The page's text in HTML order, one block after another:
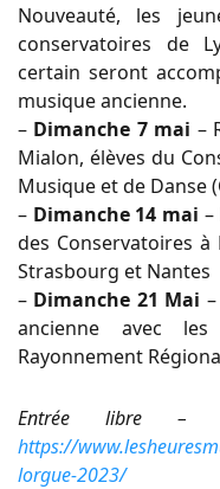
Nouveauté, les
conservatoires de
certain seront
musique ancienne.
– Dimanche 7 mai –
Mialon, élèves du
Musique et de Danse
– Dimanche 14 mai –
des Conservatoires à
Strasbourg et Nantes
– Dimanche 21 Mai
ancienne avec
Rayonnement
Entrée libre –
https://
lorgue-2023/